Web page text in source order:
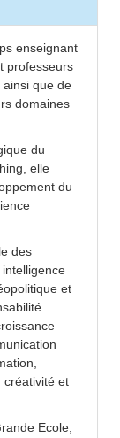
enseignant
professeurs
ainsi que de
domaines
du
elle
du
des
et
créativité et
Ecole,